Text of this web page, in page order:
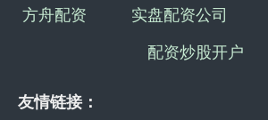
方舟配资 实盘配资公司
配资炒股开户
友情链接：